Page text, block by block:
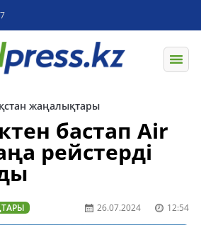
жаңалықтары
бастап Air
рейстерді
26.07.2024 12:54